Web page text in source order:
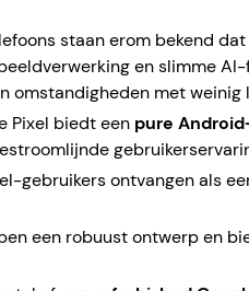
staan erom bekend
en slimme
omstandigheden met
Pixel biedt een pure
gebruikers ontvangen als
een robuust ontwerp en